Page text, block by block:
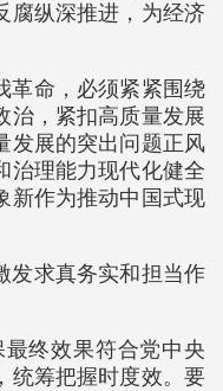
腐纵深推进，为经济
革命，必须紧紧围绕
治，紧扣高质量发展
发展的突出问题正风
治理能力现代化健全
新作为推动中国式现
发求真务实和担当作
终效果符合党中央
统筹把握时度效。要